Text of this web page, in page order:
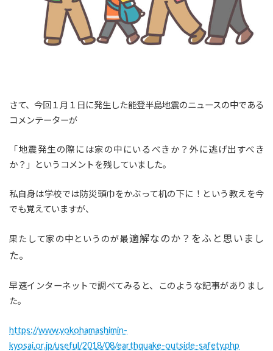
さて、今回１月１日に発生した能登半島地震のニュースの中である
コメンテーターが
「地震発生の際には家の中にいるべきか？外に逃げ出すべき
か？」というコメントを残していました。
私自身は学校では防災頭巾をかぶって机の下に！という教えを今
でも覚えていますが、
果たして家の中というのが最適解なのか？をふと思いまし
た。
早速インターネットで調べてみると、このような記事がありまし
た。
https://www.yokohamashimin-
kyosai.or.jp/useful/2018/08/earthquake-outside-safety.php